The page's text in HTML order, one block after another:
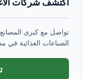
تواصل مع كبرى
الصناعات الغذائية في